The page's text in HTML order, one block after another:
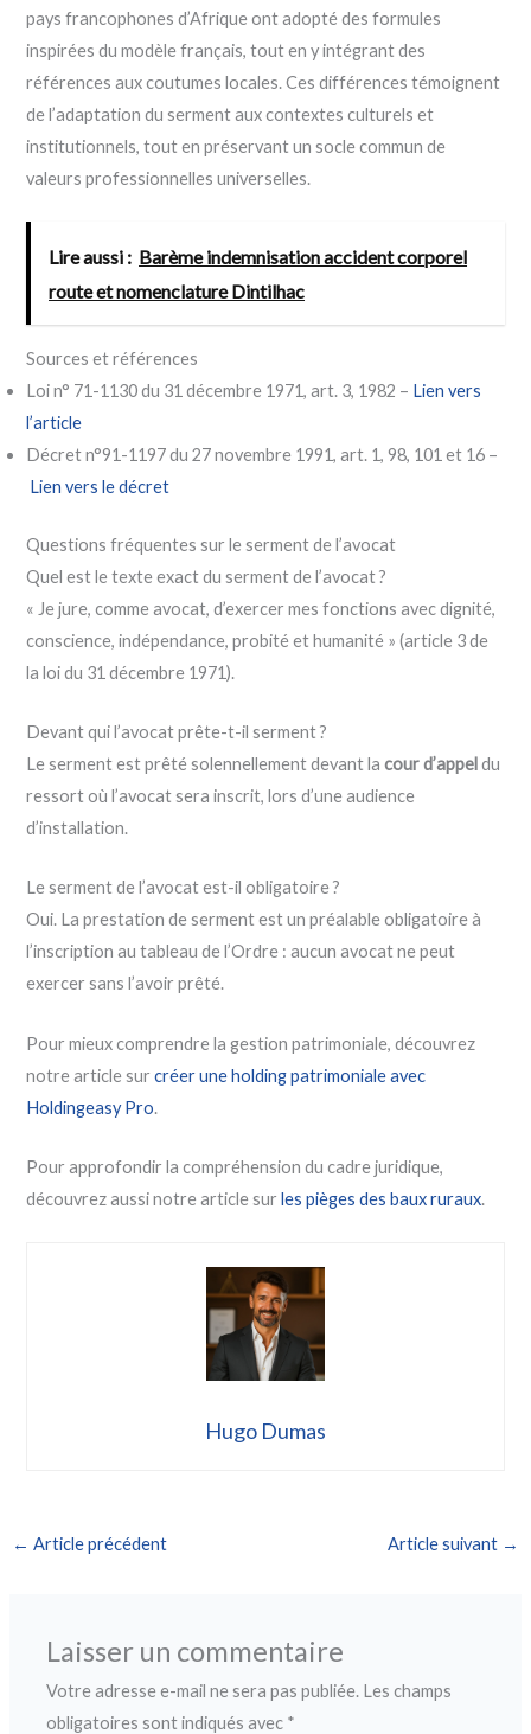
pays francophones d’Afrique ont adopté des formules
inspirées du modèle français, tout en y intégrant des
références aux coutumes locales. Ces différences témoignent
de l’adaptation du serment aux contextes culturels et
institutionnels, tout en préservant un socle commun de
valeurs professionnelles universelles.
Lire aussi : Barème indemnisation accident corporel
route et nomenclature Dintilhac
Sources et références
Loi n° 71-1130 du 31 décembre 1971, art. 3, 1982 – Lien vers
l’article
Décret n°91-1197 du 27 novembre 1991, art. 1, 98, 101 et 16 –
Lien vers le décret
Questions fréquentes sur le serment de l’avocat
Quel est le texte exact du serment de l’avocat ?
« Je jure, comme avocat, d’exercer mes fonctions avec dignité,
conscience, indépendance, probité et humanité » (article 3 de
la loi du 31 décembre 1971).
Devant qui l’avocat prête-t-il serment ?
Le serment est prêté solennellement devant lacour d’appeldu
ressort où l’avocat sera inscrit, lors d’une audience
d’installation.
Le serment de l’avocat est-il obligatoire ?
Oui. La prestation de serment est un préalable obligatoire à
l’inscription au tableau de l’Ordre : aucun avocat ne peut
exercer sans l’avoir prêté.
Pour mieux comprendre la gestion patrimoniale, découvrez
notre article surcréer une holding patrimoniale avec
Holdingeasy Pro.
Pour approfondir la compréhension du cadre juridique,
découvrez aussi notre article surles pièges des baux ruraux.
Hugo Dumas
← Article précédent Article suivant →
Laisser un commentaire
Votre adresse e-mail ne sera pas publiée. Les champs
obligatoires sont indiqués avec *